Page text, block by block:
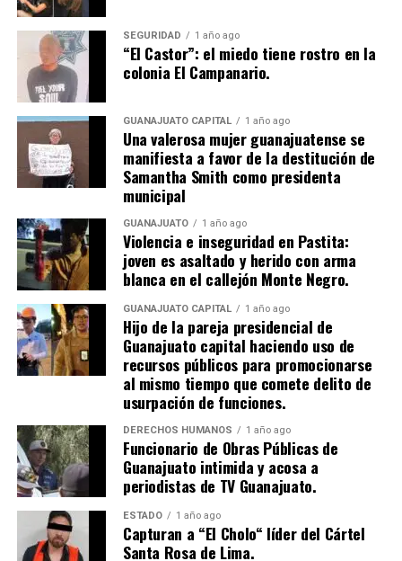
SEGURIDAD 1 año ago
“El Castor”: el miedo tiene rostro en la
colonia El Campanario.
GUANAJUATO CAPITAL 1 año ago
Una valerosa mujer guanajuatense se
manifiesta a favor de la destitución de
Samantha Smith como presidenta
municipal
GUANAJUATO 1 año ago
Violencia e inseguridad en Pastita:
joven es asaltado y herido con arma
blanca en el callejón Monte Negro.
GUANAJUATO CAPITAL 1 año ago
Hijo de la pareja presidencial de
Guanajuato capital haciendo uso de
recursos públicos para promocionarse
al mismo tiempo que comete delito de
usurpación de funciones.
DERECHOS HUMANOS 1 año ago
Funcionario de Obras Públicas de
Guanajuato intimida y acosa a
periodistas de TV Guanajuato.
ESTADO 1 año ago
Capturan a “El Cholo“ líder del Cártel
Santa Rosa de Lima.